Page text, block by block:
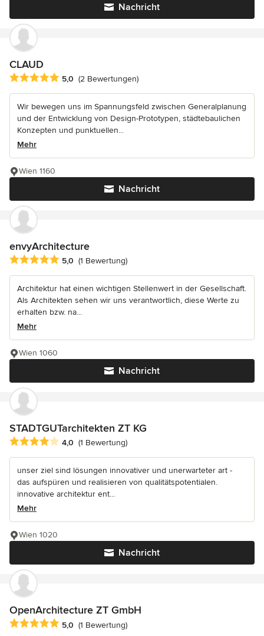
Nachricht
CLAUD
Durchschnittliche Bewertung: 5 von 5 Sternen
5,0 (2 Bewertungen)
Wir bewegen uns im Spannungsfeld zwischen Generalplanung
und der Entwicklung von Design-Prototypen, städtebaulichen
Konzepten und punktuellen...
Mehr
Nachricht
Wien 1160
envyArchitecture
Durchschnittliche Bewertung: 5 von 5 Sternen
5,0 (1 Bewertung)
Architektur hat einen wichtigen Stellenwert in der Gesellschaft.
Als Architekten sehen wir uns verantwortlich, diese Werte zu
erhalten bzw. na...
Mehr
Nachricht
Wien 1060
STADTGUTarchitekten ZT KG
Durchschnittliche Bewertung: 4 von 5 Sternen
4,0 (1 Bewertung)
unser ziel sind lösungen innovativer und unerwarteter art -
das aufspüren und realisieren von qualitätspotentialen.
innovative architektur ent...
Mehr
Nachricht
Wien 1020
OpenArchitecture ZT GmbH
Durchschnittliche Bewertung: 5 von 5 Sternen
5,0 (1 Bewertung)